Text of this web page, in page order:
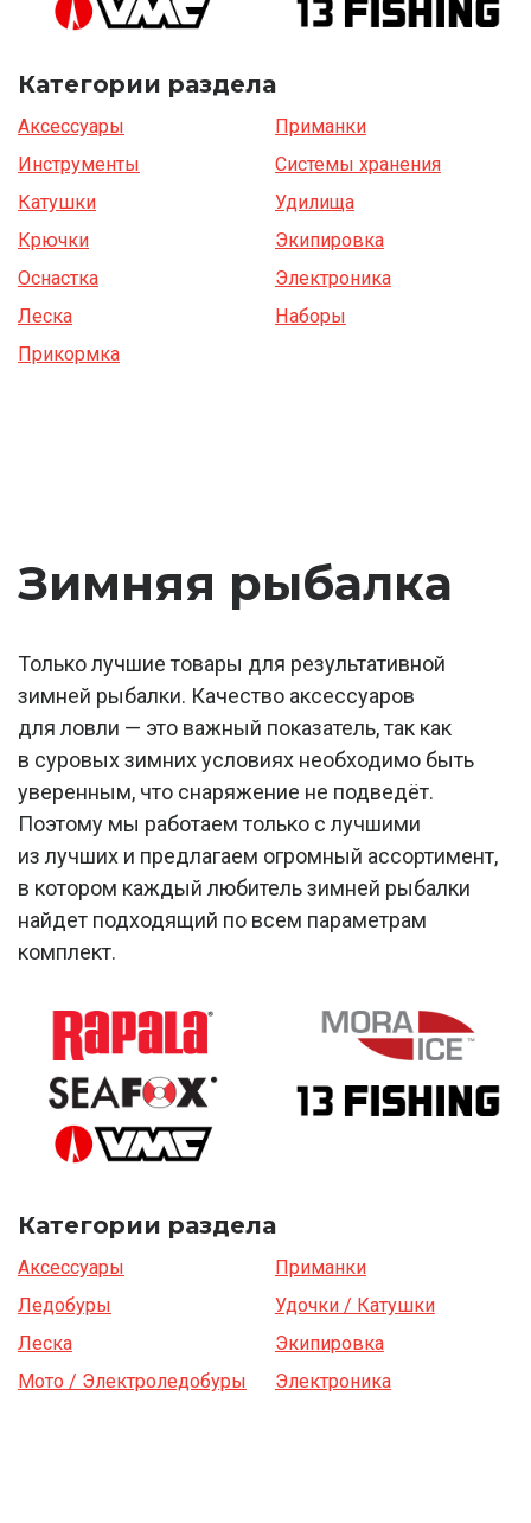
Категории раздела
Аксессуары
Инструменты
Катушки
Крючки
Оснастка
Леска
Прикормка
Приманки
Системы хранения
Удилища
Экипировка
Электроника
Наборы
Зимняя рыбалка
Только лучшие товары для результативной
зимней рыбалки. Качество аксессуаров
для ловли — это важный показатель, так как
в суровых зимних условиях необходимо быть
уверенным, что снаряжение не подведёт.
Поэтому мы работаем только с лучшими
из лучших и предлагаем огромный ассортимент,
в котором каждый любитель зимней рыбалки
найдет подходящий по всем параметрам
комплект.
Категории раздела
Аксессуары
Ледобуры
Леска
Мото / Электроледобуры
Приманки
Удочки / Катушки
Экипировка
Электроника